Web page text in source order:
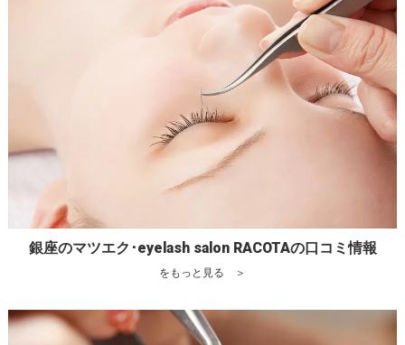
銀座のマツエク･eyelash salon RACOTAの口コミ情報
をもっと見る ＞